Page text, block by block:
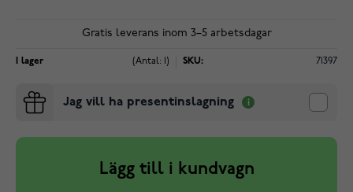
Gratis leverans inom 3–5 arbetsdagar
I lager (Antal: 1) SKU: 71397
Jag vill ha presentinslagning
Lägg till i kundvagn